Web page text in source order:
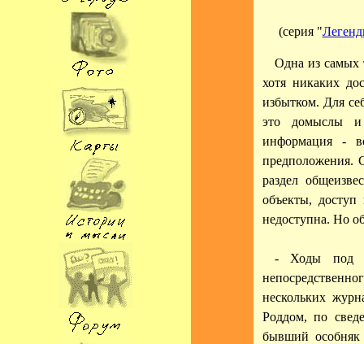
(серия "
Одна из самых
хотя никаких
избытком. Для
это домыслы и
информация -
предположения.
раздел
объекты,
недоступна. Но
- Ходы под
нескольких
Роддом, по
бывший